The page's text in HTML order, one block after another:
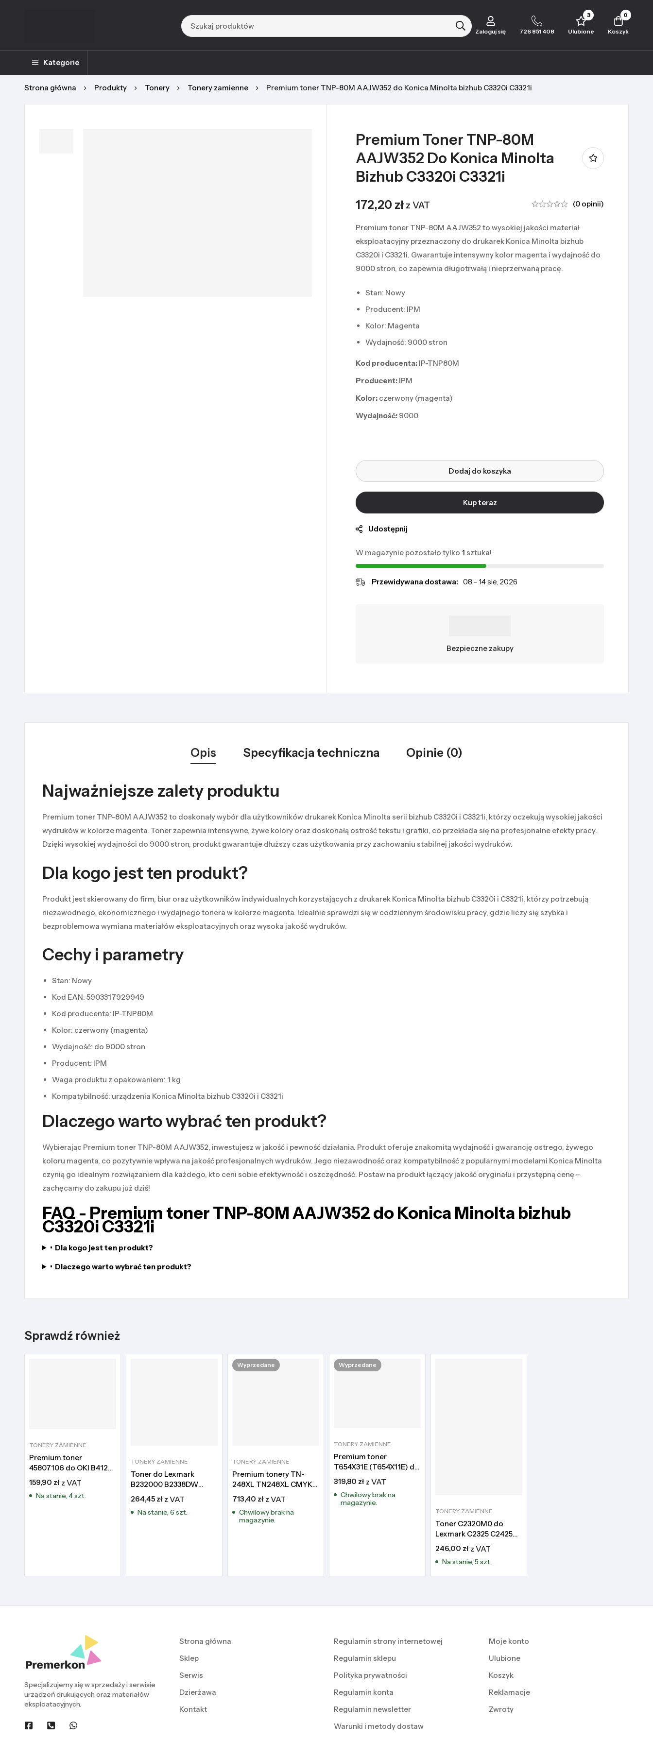
Zaloguj się 726 851 408
3
Ulubione
0
Koszyk
Kategorie
Strona główna Produkty Tonery Tonery zamienne Premium toner TNP-80M AAJW352 do Konica Minolta bizhub C3320i C3321i
Premium Toner TNP-80M
AAJW352 Do Konica Minolta
Bizhub C3320i C3321i
172,20 zł z VAT (0 opinii)
Premium toner TNP-80M AAJW352 to wysokiej jakości materiał
eksploatacyjny przeznaczony do drukarek Konica Minolta bizhub
C3320i i C3321i. Gwarantuje intensywny kolor magenta i wydajność do
9000 stron, co zapewnia długotrwałą i nieprzerwaną pracę.
Stan: Nowy
Producent: IPM
Kolor: Magenta
Wydajność: 9000 stron
Kod producenta: IP-TNP80M
Producent: IPM
Kolor: czerwony (magenta)
Wydajność: 9000
W magazynie pozostało tylko 1 sztuka!
Dodaj do koszyka
Kup teraz
Udostępnij
Przewidywana dostawa: 08 - 14 sie, 2026
Bezpieczne zakupy
Opis Specyfikacja techniczna Opinie (0)
Najważniejsze zalety produktu
Premium toner TNP-80M AAJW352 to doskonały wybór dla użytkowników drukarek Konica Minolta serii bizhub C3320i i C3321i, którzy oczekują wysokiej jakości
wydruków w kolorze magenta. Toner zapewnia intensywne, żywe kolory oraz doskonałą ostrość tekstu i grafiki, co przekłada się na profesjonalne efekty pracy.
Dzięki wysokiej wydajności do 9000 stron, produkt gwarantuje dłuższy czas użytkowania przy zachowaniu stabilnej jakości wydruków.
Dla kogo jest ten produkt?
Produkt jest skierowany do firm, biur oraz użytkowników indywidualnych korzystających z drukarek Konica Minolta bizhub C3320i i C3321i, którzy potrzebują
niezawodnego, ekonomicznego i wydajnego tonera w kolorze magenta. Idealnie sprawdzi się w codziennym środowisku pracy, gdzie liczy się szybka i
bezproblemowa wymiana materiałów eksploatacyjnych oraz wysoka jakość wydruków.
Cechy i parametry
Stan: Nowy
Kod EAN: 5903317929949
Kod producenta: IP-TNP80M
Kolor: czerwony (magenta)
Wydajność: do 9000 stron
Producent: IPM
Waga produktu z opakowaniem: 1 kg
Kompatybilność: urządzenia Konica Minolta bizhub C3320i i C3321i
Dlaczego warto wybrać ten produkt?
Wybierając Premium toner TNP-80M AAJW352, inwestujesz w jakość i pewność działania. Produkt oferuje znakomitą wydajność i gwarancję ostrego, żywego
koloru magenta, co pozytywnie wpływa na jakość profesjonalnych wydruków. Jego niezawodność oraz kompatybilność z popularnymi modelami Konica Minolta
czynią go idealnym rozwiązaniem dla każdego, kto ceni sobie efektywność i oszczędność. Postaw na produkt łączący jakość oryginału i przystępną cenę –
zachęcamy do zakupu już dziś!
FAQ - Premium toner TNP-80M AAJW352 do Konica Minolta bizhub
C3320i C3321i
• Dla kogo jest ten produkt?
• Dlaczego warto wybrać ten produkt?
Sprawdź również
TONERY ZAMIENNE
Premium toner
45807106 do OKI B412
B432 B512 MB472
MB492 MB562 7K
159,90 zł z VAT
Na stanie, 4 szt.
TONERY ZAMIENNE
Toner do Lexmark
B232000 B2338DW
B2650DW
MB2546ADWE
B2442DW MB2338ADW
264,45 zł z VAT
Na stanie, 6 szt.
Wyprzedane
TONERY ZAMIENNE
Premium tonery TN-
248XL TN248XL CMYK
do Brother DCP-
L3515CDW DCP-
L3520CDW
713,40 zł z VAT
Chwilowy brak na
magazynie.
Wyprzedane
TONERY ZAMIENNE
Premium toner
T654X31E (T654X11E) do
Lexmark T654 T656
X654 X656 X658
319,80 zł z VAT
Chwilowy brak na
magazynie.
TONERY ZAMIENNE
Toner C2320M0 do
Lexmark C2325 C2425
C2535 MC2325 MC2425
MC2535 MC2640
246,00 zł z VAT
Na stanie, 5 szt.
Specjalizujemy się w sprzedaży i serwisie
urządzeń drukujących oraz materiałów
eksploatacyjnych.
Strona główna
Sklep
Serwis
Dzierżawa
Kontakt
Regulamin strony internetowej
Regulamin sklepu
Polityka prywatności
Regulamin konta
Regulamin newsletter
Warunki i metody dostaw
Moje konto
Ulubione
Koszyk
Reklamacje
Zwroty